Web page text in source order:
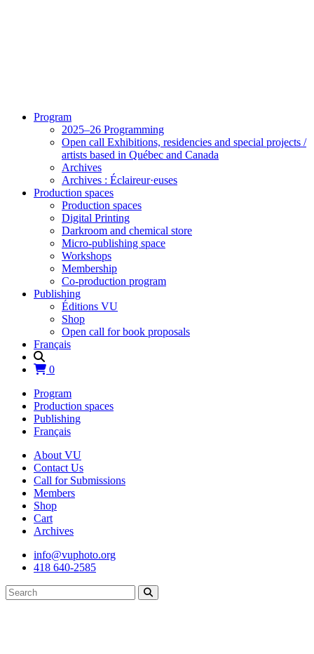
Program
2025–26 Programming
Open call Exhibitions, residencies and special projects /
artists based in Québec and Canada
Archives
Archives : Éclaireur·euses
Production spaces
Production spaces
Digital Printing
Darkroom and chemical store
Micro-publishing space
Workshops
Membership
Co-production program
Publishing
Éditions VU
Shop
Open call for book proposals
Français
0
Program
Production spaces
Publishing
Français
About VU
Contact Us
Call for Submissions
Members
Shop
Cart
Archives
info@vuphoto.org
418 640-2585